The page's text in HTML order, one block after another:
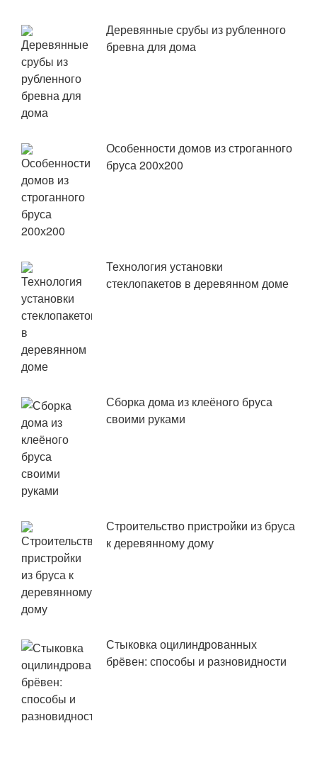
Деревянные срубы из рубленного
бревна для дома
Особенности домов из строганного
бруса 200х200
Технология установки
стеклопакетов в деревянном доме
Сборка дома из клеёного бруса
своими руками
Строительство пристройки из бруса
к деревянному дому
Стыковка оцилиндрованных
брёвен: способы и разновидности